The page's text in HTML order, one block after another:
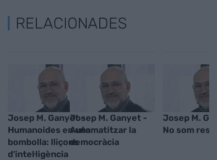
RELACIONADES
Josep M. Ganyet -
Humanoides en una
bombolla: lliçons
d'intel·ligència
Josep M. Ganyet -
Automatitzar la
democràcia
Josep M.
No som res